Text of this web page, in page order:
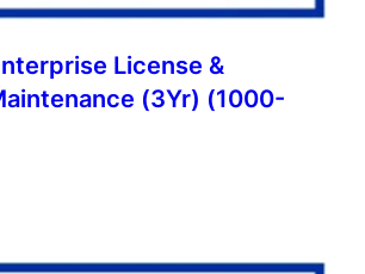
License &
(3Yr) (1000-